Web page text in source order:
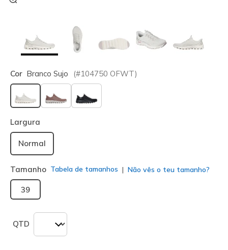
Cor Branco Sujo (#104750 OFWT)
selecionado
Largura
Normal
Tamanho Tabela de tamanhos Não vês o teu tamanho?
39
QTD